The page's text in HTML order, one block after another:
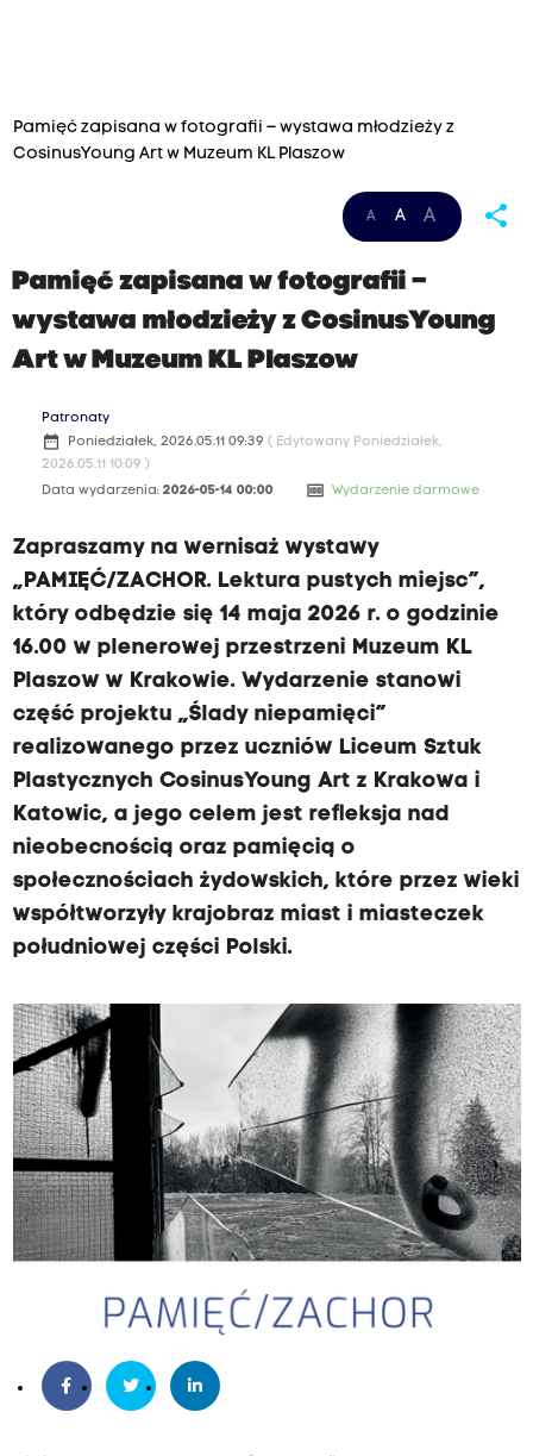
Pamięć zapisana w fotografii – wystawa młodzieży z
CosinusYoung Art w Muzeum KL Plaszow
A A A share
Pamięć zapisana w fotografii –
wystawa młodzieży z CosinusYoung
Art w Muzeum KL Plaszow
Patronaty
date_range Poniedziałek, 2026.05.11 09:39 ( Edytowany Poniedziałek,
2026.05.11 10:09 )
Data wydarzenia: 2026-05-14 00:00 money Wydarzenie darmowe
Zapraszamy na wernisaż wystawy
„PAMIĘĆ/ZACHOR. Lektura pustych miejsc”,
który odbędzie się 14 maja 2026 r. o godzinie
16.00 w plenerowej przestrzeni Muzeum KL
Plaszow w Krakowie. Wydarzenie stanowi
część projektu „Ślady niepamięci”
realizowanego przez uczniów Liceum Sztuk
Plastycznych CosinusYoung Art z Krakowa i
Katowic, a jego celem jest refleksja nad
nieobecnością oraz pamięcią o
społecznościach żydowskich, które przez wieki
współtworzyły krajobraz miast i miasteczek
południowej części Polski.